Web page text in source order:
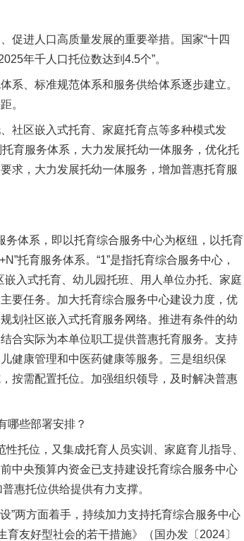
进人口高质量发展的重要举措。国家“十四
年千人口托位数达到4.5个”。
、标准规范体系和服务供给体系逐步建立。
。
区嵌入式托育、家庭托育点等多种模式发
育服务体系，大力发展托幼一体服务，优化托
求，大力发展托幼一体服务，增加普惠托育服
体系，即以托育综合服务中心为枢纽，以托育
托育服务体系。“1”是指托育综合服务中心，
入式托育、幼儿园托班、用人单位办托、家庭
要任务。加大托育综合服务中心建设力度，优
划社区嵌入式托育服务网络。推进有条件的幼
合实际为本单位职工提供普惠托育服务。支持
健康管理和中医药健康等服务。三是组织保
按需配置托位。加强组织领导，及时解决普惠
些部署安排？
托位，又集成托育人员实训、家庭育儿指导、
中央预算内资金已支持建设托育综合服务中心
惠托位供给提供有力支撑。
两方面着手，持续加力支持托育综合服务中心
友好型社会的若干措施》（国办发〔2024〕